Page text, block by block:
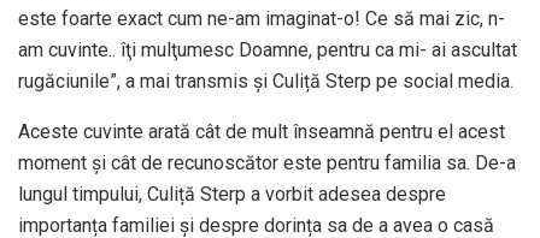
este foarte exact cum ne-am imaginat-o! Ce să mai zic, n-
am cuvinte.. îţi mulţumesc Doamne, pentru ca mi- ai ascultat
rugăciunile”, a mai transmis și Culiță Sterp pe social media.
Aceste cuvinte arată cât de mult înseamnă pentru el acest
moment și cât de recunoscător este pentru familia sa. De-a
lungul timpului, Culiță Sterp a vorbit adesea despre
importanța familiei și despre dorința sa de a avea o casă